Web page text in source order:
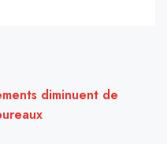
diminuent de